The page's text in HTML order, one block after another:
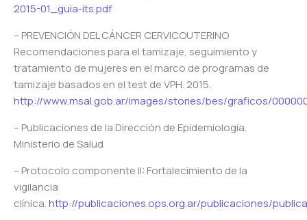
2015-01_guia-its.pdf
– PREVENCIÓN DEL CÁNCER CERVICOUTERINO
Recomendaciones para el tamizaje, seguimiento y
tratamiento de mujeres en el marco de programas de
tamizaje basados en el test de VPH. 2015.
http://www.msal.gob.ar/images/stories/bes/graficos/
– Publicaciones de la Dirección de Epidemiología.
Ministerio de Salud
– Protocolo componente II: Fortalecimiento de la
vigilancia
clínica.http://publicaciones.ops.org.ar/publicaciones/